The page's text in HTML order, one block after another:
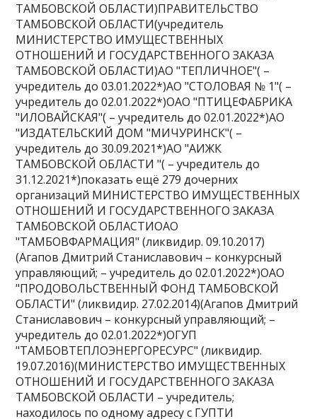
ТАМБОВСКОЙ ОБЛАСТИ)ПРАВИТЕЛЬСТВО
ТАМБОВСКОЙ ОБЛАСТИ(учредитель
МИНИСТЕРСТВО ИМУЩЕСТВЕННЫХ
ОТНОШЕНИЙ И ГОСУДАРСТВЕННОГО ЗАКАЗА
ТАМБОВСКОЙ ОБЛАСТИ)АО "ТЕПЛИЧНОЕ"( –
учредитель до 03.01.2022*)АО "СТОЛОВАЯ № 1"( –
учредитель до 02.01.2022*)ОАО "ПТИЦЕФАБРИКА
"ИЛОВАЙСКАЯ"( – учредитель до 02.01.2022*)АО
"ИЗДАТЕЛЬСКИЙ ДОМ "МИЧУРИНСК"( –
учредитель до 30.09.2021*)АО "АИЖК
ТАМБОВСКОЙ ОБЛАСТИ "( – учредитель до
31.12.2021*)показать ещё 279 дочерних
организаций МИНИСТЕРСТВО ИМУЩЕСТВЕННЫХ
ОТНОШЕНИЙ И ГОСУДАРСТВЕННОГО ЗАКАЗА
ТАМБОВСКОЙ ОБЛАСТИОАО
"ТАМБОВФАРМАЦИЯ" (ликвидир. 09.10.2017)
(Агапов Дмитрий Станиславович – конкурсный
управляющий; – учредитель до 02.01.2022*)ОАО
"ПРОДОВОЛЬСТВЕННЫЙ ФОНД ТАМБОВСКОЙ
ОБЛАСТИ" (ликвидир. 27.02.2014)(Агапов Дмитрий
Станиславович – конкурсный управляющий; –
учредитель до 02.01.2022*)ОГУП
"ТАМБОВТЕПЛОЭНЕРГОРЕСУРС" (ликвидир.
19.07.2016)(МИНИСТЕРСТВО ИМУЩЕСТВЕННЫХ
ОТНОШЕНИЙ И ГОСУДАРСТВЕННОГО ЗАКАЗА
ТАМБОВСКОЙ ОБЛАСТИ – учредитель;
находилось по одному адресу с ГУПТИ